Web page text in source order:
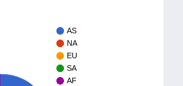
AS
NA
EU
SA
AF